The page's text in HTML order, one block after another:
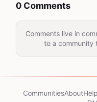
0 Comments
Comments live in
to a community
CommunitiesAboutHelp